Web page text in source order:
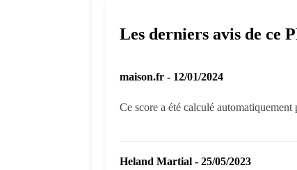
Les derniers avis de ce
maison.fr - 12/01/2024
Ce score a été calculé
Heland Martial - 25/05/2023